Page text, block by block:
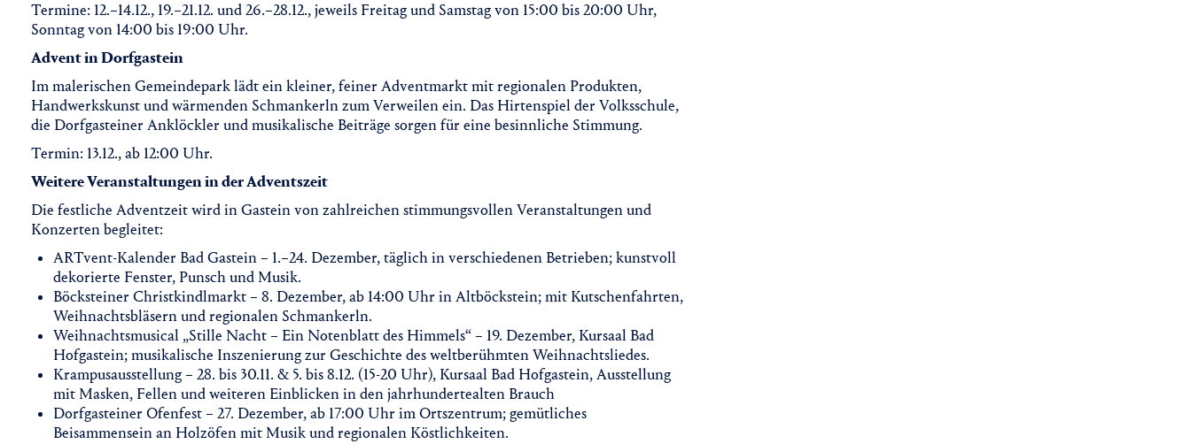
Termine: 12.–14.12., 19.–21.12. und 26.–28.12., jeweils Freitag und Samstag von 15:00 bis 20:00 Uhr,
Sonntag von 14:00 bis 19:00 Uhr.
Advent in Dorfgastein
Im malerischen Gemeindepark lädt ein kleiner, feiner Adventmarkt mit regionalen Produkten,
Handwerkskunst und wärmenden Schmankerln zum Verweilen ein. Das Hirtenspiel der Volksschule,
die Dorfgasteiner Anklöckler und musikalische Beiträge sorgen für eine besinnliche Stimmung.
Termin: 13.12., ab 12:00 Uhr.
Weitere Veranstaltungen in der Adventszeit
Die festliche Adventzeit wird in Gastein von zahlreichen stimmungsvollen Veranstaltungen und
Konzerten begleitet:
ARTvent-Kalender Bad Gastein – 1.–24. Dezember, täglich in verschiedenen Betrieben; kunstvoll
dekorierte Fenster, Punsch und Musik.
Böcksteiner Christkindlmarkt – 8. Dezember, ab 14:00 Uhr in Altböckstein; mit Kutschenfahrten,
Weihnachtsbläsern und regionalen Schmankerln.
Weihnachtsmusical „Stille Nacht – Ein Notenblatt des Himmels“ – 19. Dezember, Kursaal Bad
Hofgastein; musikalische Inszenierung zur Geschichte des weltberühmten Weihnachtsliedes.
Krampusausstellung – 28. bis 30.11. & 5. bis 8.12. (15-20 Uhr), Kursaal Bad Hofgastein, Ausstellung
mit Masken, Fellen und weiteren Einblicken in den jahrhundertealten Brauch
Dorfgasteiner Ofenfest – 27. Dezember, ab 17:00 Uhr im Ortszentrum; gemütliches
Beisammensein an Holzöfen mit Musik und regionalen Köstlichkeiten.